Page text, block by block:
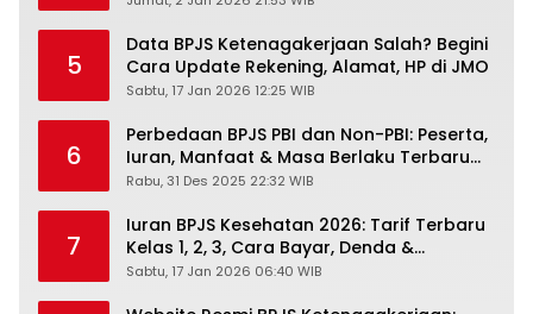
5
Data BPJS Ketenagakerjaan Salah? Begini
Cara Update Rekening, Alamat, HP di JMO
Sabtu, 17 Jan 2026 12:25 WIB
6
Perbedaan BPJS PBI dan Non-PBI: Peserta,
Iuran, Manfaat & Masa Berlaku Terbaru
2026
Rabu, 31 Des 2025 22:32 WIB
7
Iuran BPJS Kesehatan 2026: Tarif Terbaru
Kelas 1, 2, 3, Cara Bayar, Denda &
Panduan Lengkap Peserta JKN-KIS
Sabtu, 17 Jan 2026 06:40 WIB